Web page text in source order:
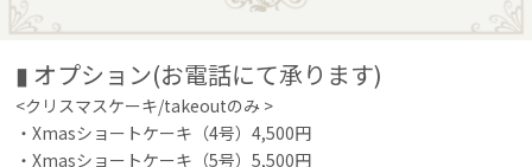
▮ オプション(お電話にて承ります)
<クリスマスケーキ/takeoutのみ >
・Xmasショートケーキ（4号）4,500円
・Xmasショートケーキ（5号）5,500円